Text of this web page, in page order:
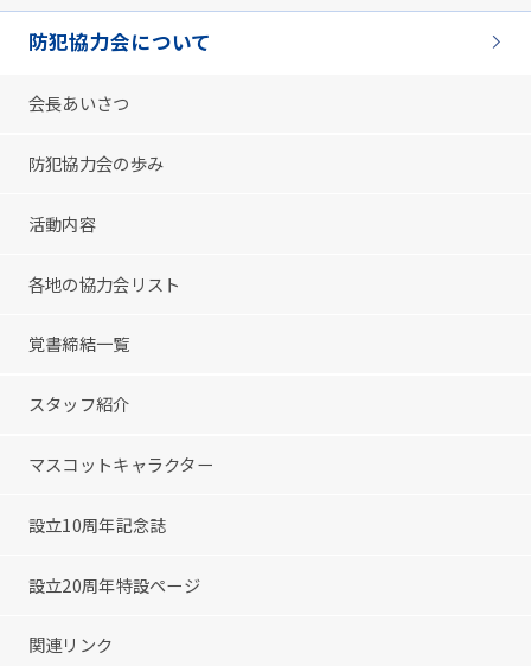
防犯協力会について
会長あいさつ
防犯協力会の歩み
活動内容
各地の協力会リスト
覚書締結一覧
スタッフ紹介
マスコットキャラクター
設立10周年記念誌
設立20周年特設ページ
関連リンク